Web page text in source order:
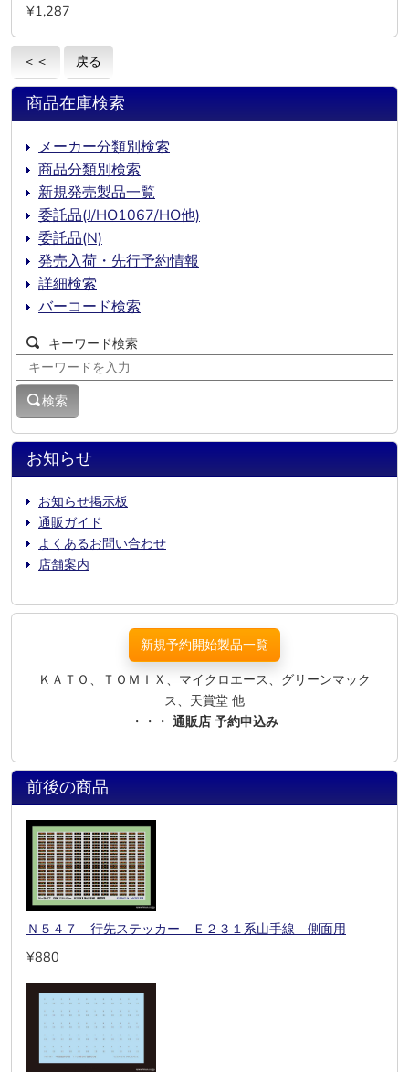
¥1,287
＜＜ 戻る
お知らせ
お知らせ掲示板
通販ガイド
よくあるお問い合わせ
店舗案内
商品在庫検索
メーカー分類別検索
商品分類別検索
新規発売製品一覧
委託品(J/HO1067/HO他)
委託品(N)
発売入荷・先行予約情報
詳細検索
バーコード検索
キーワード検索
検索
新規予約開始製品一覧
ＫＡＴＯ、ＴＯＭＩＸ、マイクロエース、グリーンマック
ス、天賞堂 他
・・・ 通販店 予約申込み
前後の商品
Ｎ５４７ 行先ステッカー Ｅ２３１系山手線 側面用
¥880